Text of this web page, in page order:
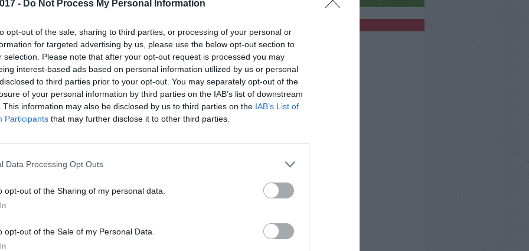
- Do Not Process My Personal Information
opt-out of the sale, sharing to third parties, or processing of your personal or
for targeted advertising by us, please use the below opt-out section to
selection. Please note that after your opt-out request is processed you may
interest-based ads based on personal information utilized by us or personal
to third parties prior to your opt-out. You may separately opt-out of the
of your personal information by third parties on the IAB’s list of downstream
This information may also be disclosed by us to third parties on the IAB’s List of
Participants that may further disclose it to other third parties.
Data Processing Opt Outs
opt-out of the Sharing of my personal data.
opt-out of the Sale of my Personal Data.
addirittura immortalato il momento in cui i
il borsello per recuperare denaro ed oggetti di
avevano realizzato un album fotografico
dei due ragazzi e lo avevano sottoposto
dubbi nel riconoscerli e aveva pescato dal
sospettati che già i Carabinieri avevano
stati denunciati per furto aggravato e affidati
che valuterà le loro chiare posizioni.